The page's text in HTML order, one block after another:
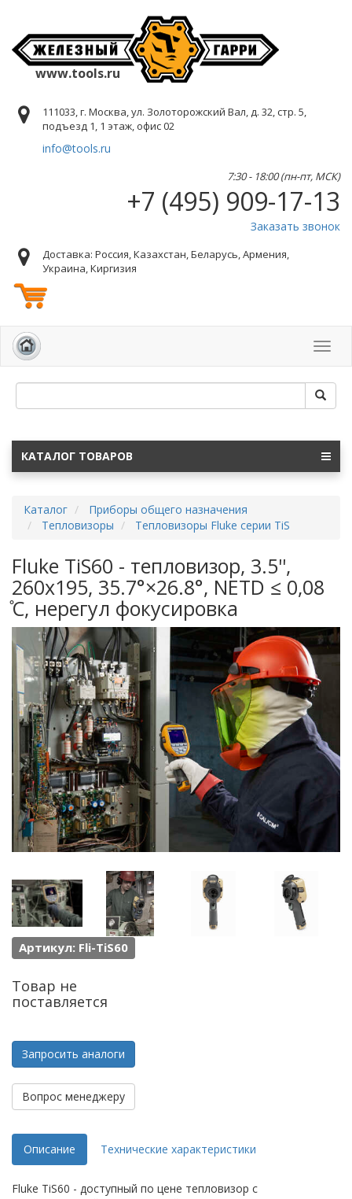
www.tools.ru
111033, г. Москва, ул. Золоторожский Вал, д. 32, стр. 5,
подъезд 1, 1 этаж, офис 02
info@tools.ru
7:30 - 18:00 (пн-пт, МСК)
+7 (495) 909-17-13
Заказать звонок
Доставка: Россия, Казахстан, Беларусь, Армения,
Украина, Киргизия
КАТАЛОГ ТОВАРОВ
Каталог
Приборы общего назначения
Тепловизоры
Тепловизоры Fluke серии TiS
Fluke TiS60 - тепловизор, 3.5'',
260x195, 35.7°×26.8°, NETD ≤ 0,08
̊C, нерегул фокусировка
Артикул: Fli-TiS60
Товар не
поставляется
Запросить аналоги
Вопрос менеджеру
Описание Технические характеристики
Fluke TiS60 - доступный по цене тепловизор с